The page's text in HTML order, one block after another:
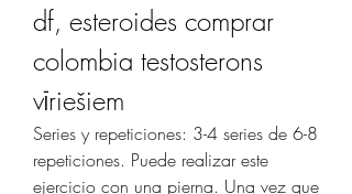
df, esteroides comprar
colombia testosterons
vīriešiem
Series y repeticiones: 3-4 series de 6-8
repeticiones. Puede realizar este
ejercicio con una pierna. Una vez que